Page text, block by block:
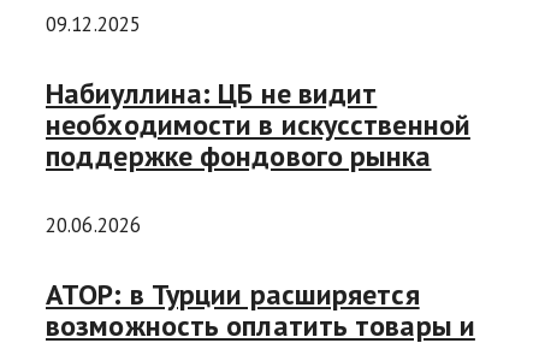
09.12.2025
Набиуллина: ЦБ не видит
необходимости в искусственной
поддержке фондового рынка
20.06.2026
АТОР: в Турции расширяется
возможность оплатить товары и